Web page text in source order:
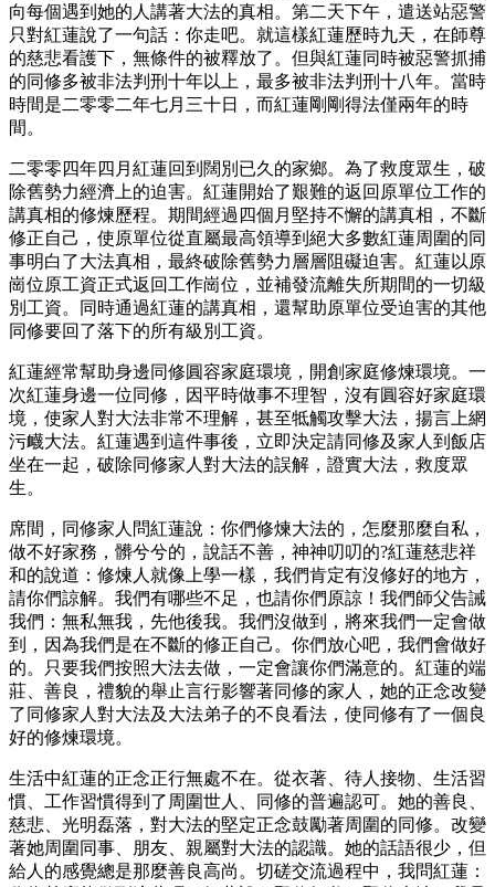
向每個遇到她的人講著大法的真相。第二天下午，遣送站惡警
只對紅蓮說了一句話：你走吧。就這樣紅蓮歷時九天，在師尊
的慈悲看護下，無條件的被釋放了。但與紅蓮同時被惡警抓捕
的同修多被非法判刑十年以上，最多被非法判刑十八年。當時
時間是二零零二年七月三十日，而紅蓮剛剛得法僅兩年的時
間。
二零零四年四月紅蓮回到闊別已久的家鄉。為了救度眾生，破
除舊勢力經濟上的迫害。紅蓮開始了艱難的返回原單位工作的
講真相的修煉歷程。期間經過四個月堅持不懈的講真相，不斷
修正自己，使原單位從直屬最高領導到絕大多數紅蓮周圍的同
事明白了大法真相，最終破除舊勢力層層阻礙迫害。紅蓮以原
崗位原工資正式返回工作崗位，並補發流離失所期間的一切級
別工資。同時通過紅蓮的講真相，還幫助原單位受迫害的其他
同修要回了落下的所有級別工資。
紅蓮經常幫助身邊同修圓容家庭環境，開創家庭修煉環境。一
次紅蓮身邊一位同修，因平時做事不理智，沒有圓容好家庭環
境，使家人對大法非常不理解，甚至牴觸攻擊大法，揚言上網
污衊大法。紅蓮遇到這件事後，立即決定請同修及家人到飯店
坐在一起，破除同修家人對大法的誤解，證實大法，救度眾
生。
席間，同修家人問紅蓮說：你們修煉大法的，怎麼那麼自私，
做不好家務，髒兮兮的，說話不善，神神叨叨的?紅蓮慈悲祥
和的說道：修煉人就像上學一樣，我們肯定有沒修好的地方，
請你們諒解。我們有哪些不足，也請你們原諒！我們師父告誡
我們：無私無我，先他後我。我們沒做到，將來我們一定會做
到，因為我們是在不斷的修正自己。你們放心吧，我們會做好
的。只要我們按照大法去做，一定會讓你們滿意的。紅蓮的端
莊、善良，禮貌的舉止言行影響著同修的家人，她的正念改變
了同修家人對大法及大法弟子的不良看法，使同修有了一個良
好的修煉環境。
生活中紅蓮的正念正行無處不在。從衣著、待人接物、生活習
慣、工作習慣得到了周圍世人、同修的普遍認可。她的善良、
慈悲、光明磊落，對大法的堅定正念鼓勵著周圍的同修。改變
著她周圍同事、朋友、親屬對大法的認識。她的話語很少，但
給人的感覺總是那麼善良高尚。切磋交流過程中，我問紅蓮：